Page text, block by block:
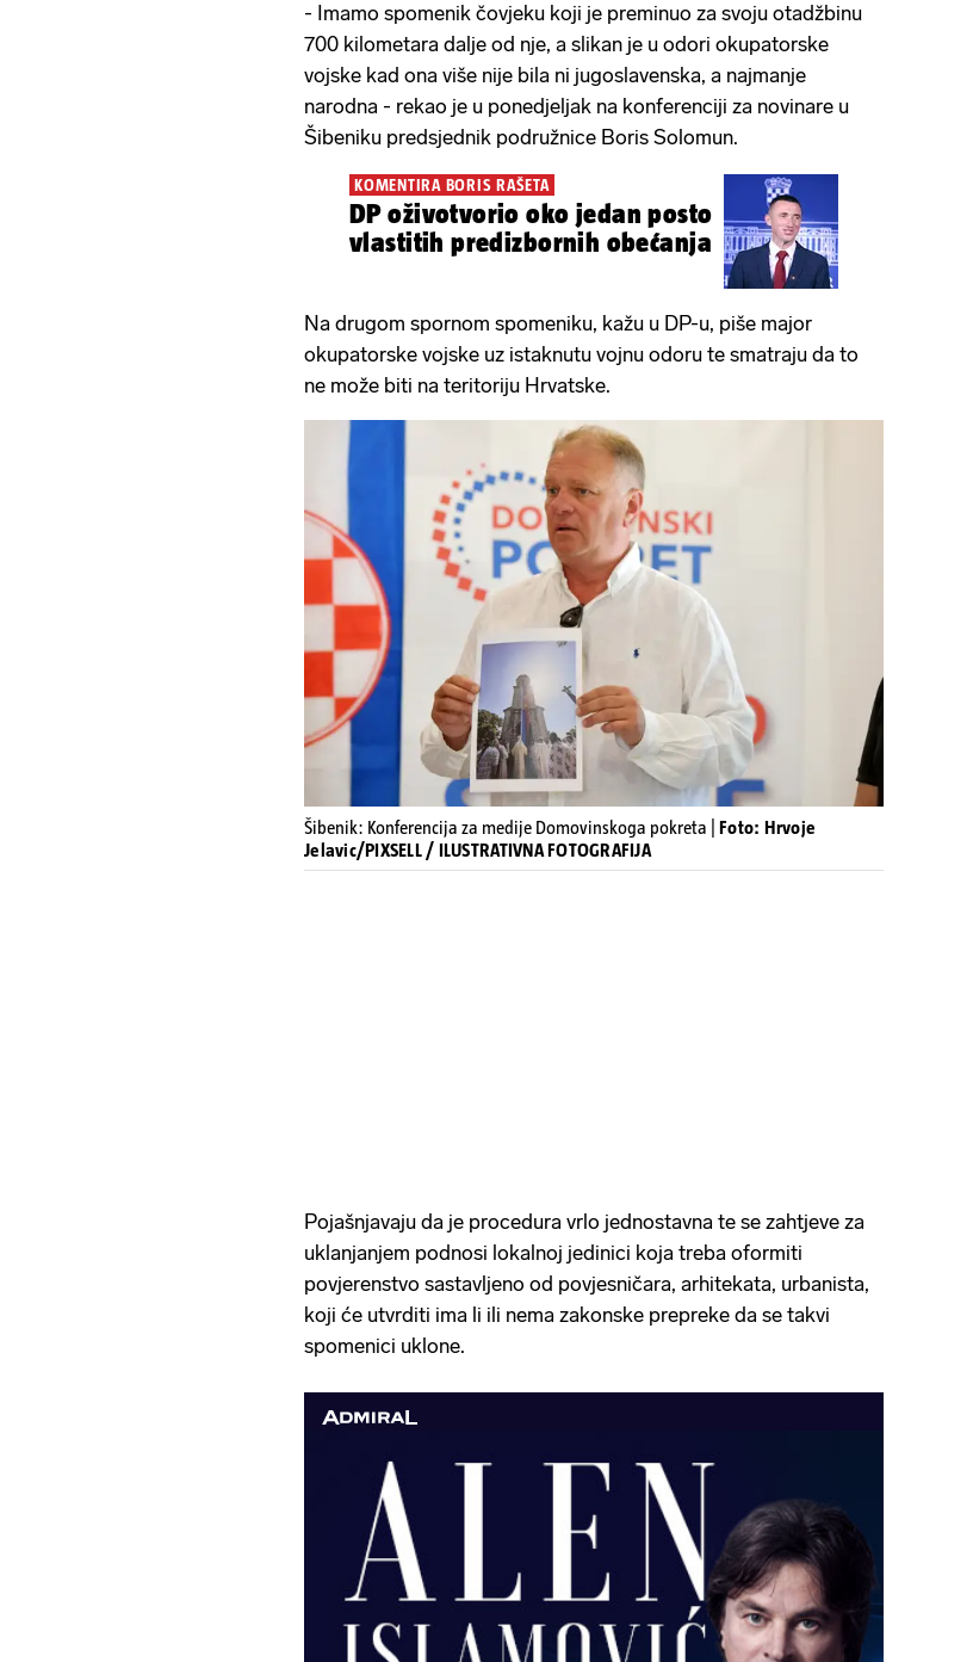
- Imamo spomenik čovjeku koji je preminuo za svoju otadžbinu
700 kilometara dalje od nje, a slikan je u odori okupatorske
vojske kad ona više nije bila ni jugoslavenska, a najmanje
narodna - rekao je u ponedjeljak na konferenciji za novinare u
Šibeniku predsjednik podružnice Boris Solomun.
KOMENTIRA BORIS RAŠETA
DP oživotvorio oko jedan posto
vlastitih predizbornih obećanja
Na drugom spornom spomeniku, kažu u DP-u, piše major
okupatorske vojske uz istaknutu vojnu odoru te smatraju da to
ne može biti na teritoriju Hrvatske.
Šibenik: Konferencija za medije Domovinskoga pokreta | Foto: Hrvoje
Jelavic/PIXSELL / ILUSTRATIVNA FOTOGRAFIJA
Pojašnjavaju da je procedura vrlo jednostavna te se zahtjeve za
uklanjanjem podnosi lokalnoj jedinici koja treba oformiti
povjerenstvo sastavljeno od povjesničara, arhitekata, urbanista,
koji će utvrditi ima li ili nema zakonske prepreke da se takvi
spomenici uklone.